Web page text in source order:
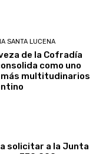
SANTA LUCENA
de la Cofradía
como uno
multitudinarios
solicitar a la Junta